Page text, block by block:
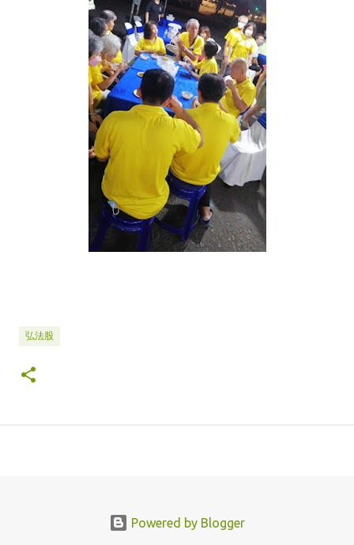
弘法股
Powered by Blogger